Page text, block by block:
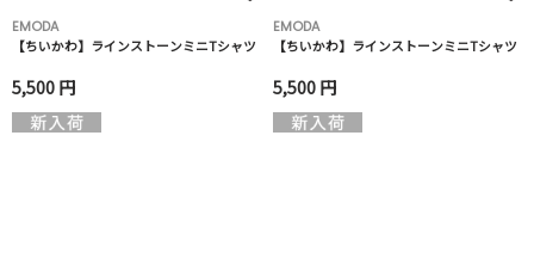
EMODA
【ちいかわ】ラインストーンミニTシャツ
5,500 円
EMODA
【ちいかわ】ラインストーンミニTシャツ
5,500 円